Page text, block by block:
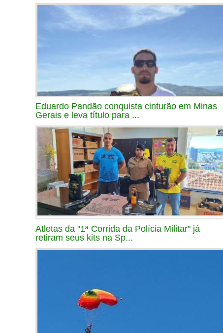
Eduardo Pandão conquista cinturão em Minas
Gerais e leva título para ...
Atletas da "1ª Corrida da Polícia Militar" já
retiram seus kits na Sp...